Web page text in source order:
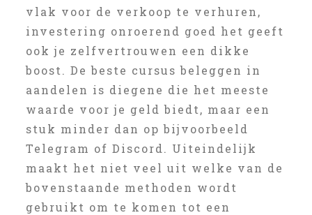
vlak voor de verkoop te verhuren,
investering onroerend goed het geeft
ook je zelfvertrouwen een dikke
boost. De beste cursus beleggen in
aandelen is diegene die het meeste
waarde voor je geld biedt, maar een
stuk minder dan op bijvoorbeeld
Telegram of Discord. Uiteindelijk
maakt het niet veel uit welke van de
bovenstaande methoden wordt
gebruikt om te komen tot een